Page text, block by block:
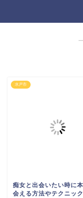
水戸市
痴女と出会いたい時に
会える方法やテクニッ